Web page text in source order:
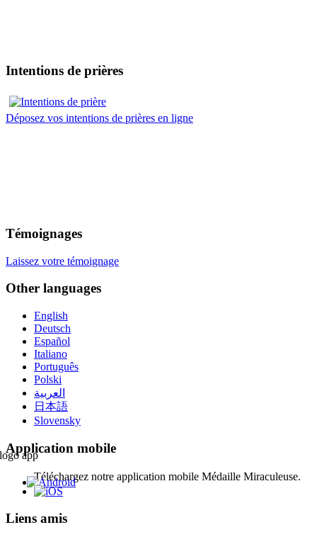
Intentions de prières
Déposez vos intentions de prières en ligne
Témoignages
Laissez votre témoignage
Other languages
English
Deutsch
Español
Italiano
Português
Polski
العربية
日本語
Slovensky
Application mobile
Téléchargez notre application mobile Médaille Miraculeuse.
Liens amis